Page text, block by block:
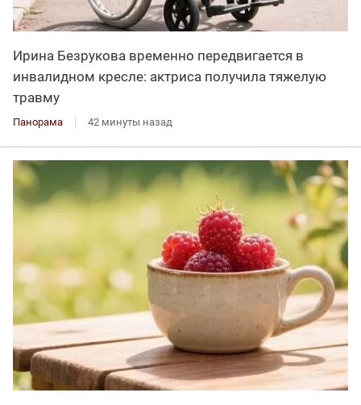
Ирина Безрукова временно передвигается в
инвалидном кресле: актриса получила тяжелую
травму
Панорама 42 минуты назад